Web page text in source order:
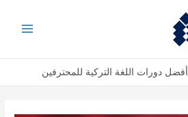
أفضل دورات اللغة التركية للمحترفين